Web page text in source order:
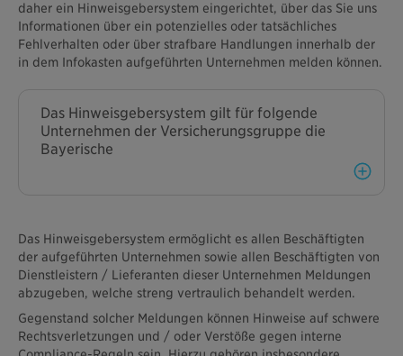
daher ein Hinweisgebersystem eingerichtet, über das Sie uns
Informationen über ein potenzielles oder tatsächliches
Fehlverhalten oder über strafbare Handlungen innerhalb der
in dem Infokasten aufgeführten Unternehmen melden können.
Das Hinweisgebersystem gilt für folgende
Unternehmen der Versicherungsgruppe die
Bayerische
BBV HOLDING AG
die Bayerische IT GmbH
Das Hinweisgebersystem ermöglicht es allen Beschäftigten
der aufgeführten Unternehmen sowie allen Beschäftigten von
Dienstleistern / Lieferanten dieser Unternehmen Meldungen
abzugeben, welche streng vertraulich behandelt werden.
Gegenstand solcher Meldungen können Hinweise auf schwere
Rechtsverletzungen und / oder Verstöße gegen interne